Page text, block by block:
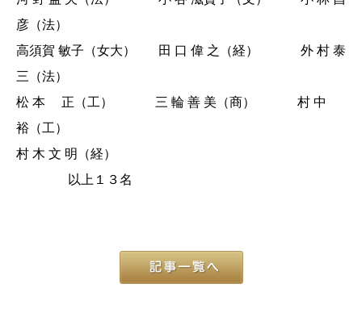
彦（法）
高須賀 敏子（女大） 田 口 偉 之（経） 外 村 泰
三（法）
松 本 正（工） 三 輪 善 美（商） 村 中
裕（工）
村 木 文 明（経）
以上１３名